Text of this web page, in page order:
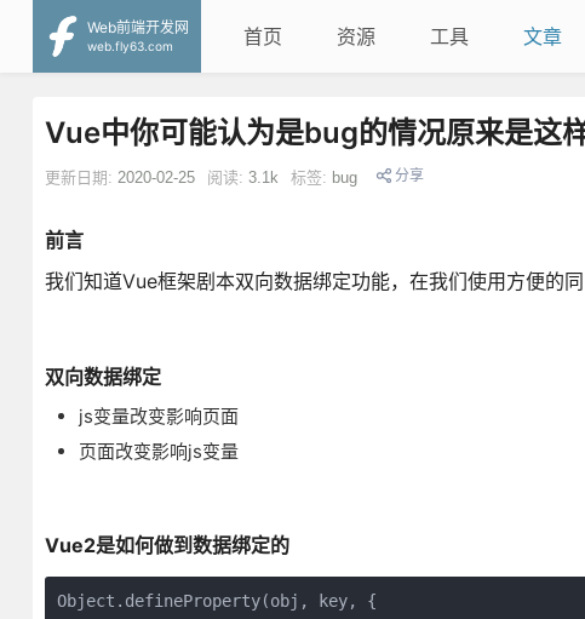
Web前端开发网
web.fly63.com
首页 资源 工具 文章
Vue中你可能认为是bug的情况原来是这
更新日期: 2020-02-25 阅读: 3.1k 标签: bug 分享
前言
我们知道Vue框架剧本双向数据绑定功能，在我们使用方便的
双向数据绑定
js变量改变影响页面
页面改变影响js变量
Vue2是如何做到数据绑定的
Object.defineProperty(obj, key, {